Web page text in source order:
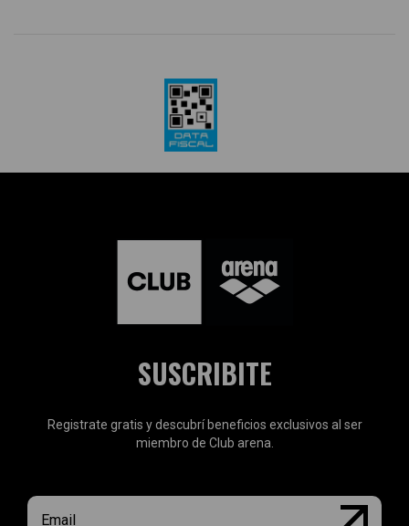
SUSCRIBITE
Registrate gratis y descubrí beneficios exclusivos al ser
miembro de Club arena.